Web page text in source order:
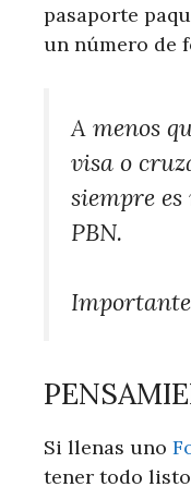
pasaporte
un número de
A menos
visa o
siempre
PBN.
Importante
Si llenas uno
tener todo